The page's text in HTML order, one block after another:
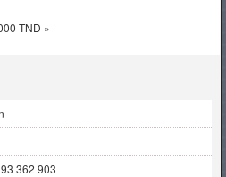
TND »
362 903